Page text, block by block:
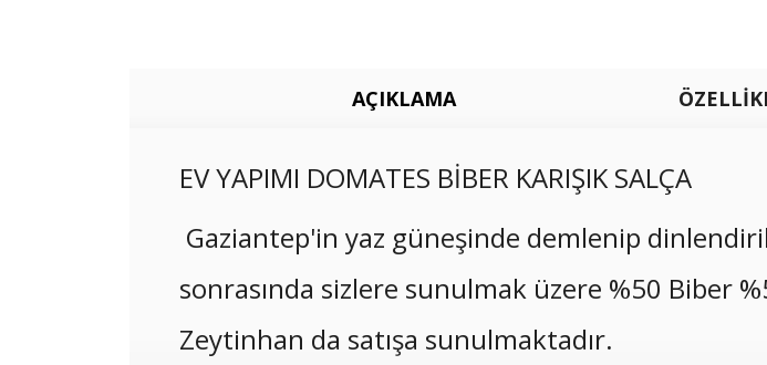
AÇIKLAMA
​EV YAPIMI DOMATES BİBER KARIŞIK SALÇA
Gaziantep'in yaz güneşinde demlenip
sonrasında sizlere sunulmak üzere %50 Biber
Zeytinhan da satışa sunulmaktadır.